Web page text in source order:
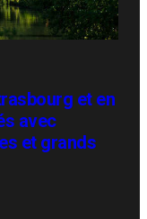
et en
avec
et grands